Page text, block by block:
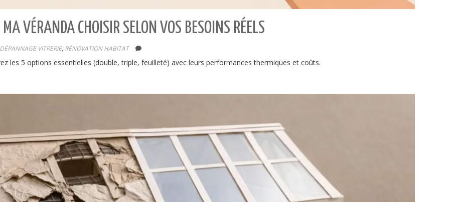
VÉRANDA CHOISIR SELON VOS BESOINS RÉELS
DÉPANNAGE VITRERIE, RÉNOVATION HABITAT
les 5 options essentielles (double, triple, feuilleté) avec leurs performances thermiques et coûts.